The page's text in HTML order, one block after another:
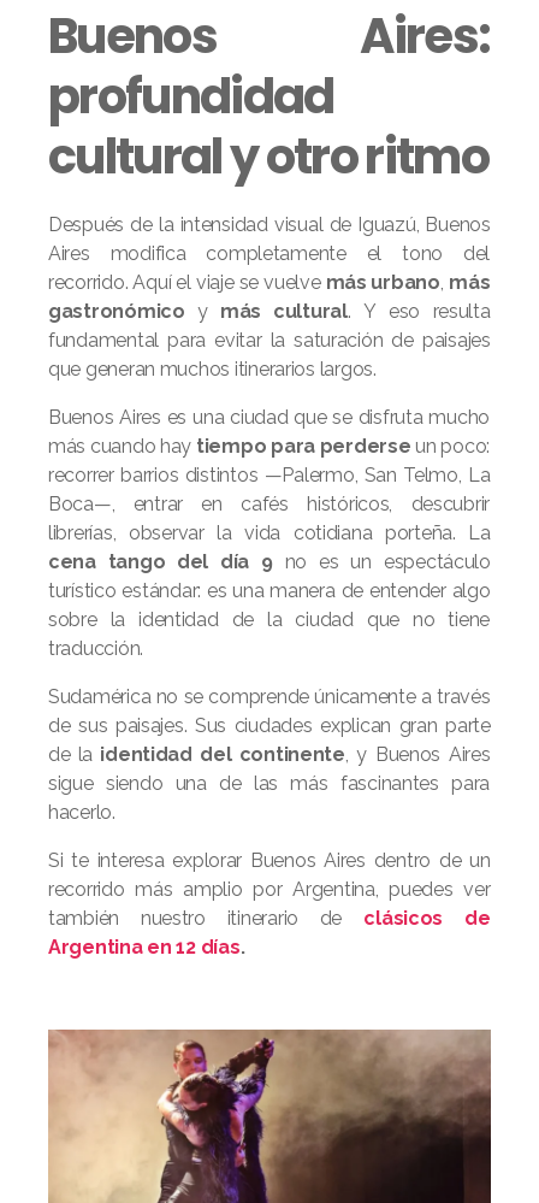
Buenos Aires:
profundidad
cultural y otro ritmo
Después de la intensidad visual de Iguazú, Buenos
Aires modifica completamente el tono del
recorrido. Aquí el viaje se vuelve más urbano más
gastronómico y más cultural. Y eso resulta
fundamental para evitar la saturación de paisajes
que generan muchos itinerarios largos.
Buenos Aires es una ciudad que se disfruta mucho
más cuando hay tiempo para perderse un poco:
recorrer barrios distintos —Palermo, San Telmo, La
Boca—, entrar en cafés históricos, descubrir
librerías, observar la vida cotidiana porteña. La
cena tango del día 9no es un espectáculo
turístico estándar: es una manera de entender algo
sobre la identidad de la ciudad que no tiene
traducción.
Sudamérica no se comprende únicamente a través
de sus paisajes. Sus ciudades explican gran parte
de la identidad del continente , y Buenos Aires
sigue siendo una de las más fascinantes para
hacerlo.
Si te interesa explorar Buenos Aires dentro de un
recorrido más amplio por Argentina, puedes ver
también nuestro itinerario de clásicos de
Argentina en 12 días.